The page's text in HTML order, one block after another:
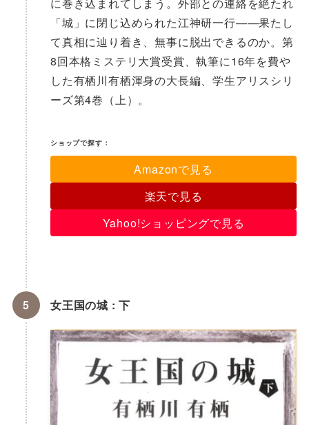
に巻き込まれてしまう。外部との連絡を絶たれ
「城」に閉じ込められた江神研一行——果たし
て真相に辿り着き、無事に脱出できるのか。第
8回本格ミステリ大賞受賞、執筆に16年を費や
した有栖川有栖渾身の大長編、学生アリスシリ
ーズ第4巻（上）。
ショップで探す：
Amazonで見る
楽天で見る
Yahoo!ショッピングで見る
女王国の城 : 下